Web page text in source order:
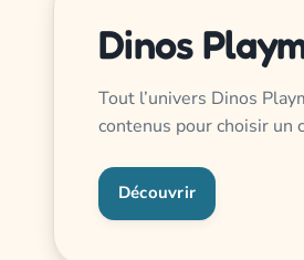
Dinos
Tout l’univers Dinos
contenus pour choisir un
Découvrir